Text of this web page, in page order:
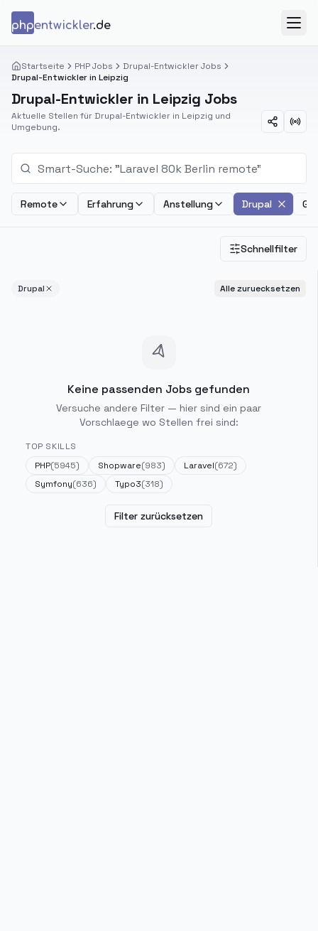
phpentwickler.de
Startseite PHP Jobs
Drupal-Entwickler Jobs
Drupal-Entwickler in Leipzig
Drupal-Entwickler in Leipzig Jobs
Aktuelle Stellen für Drupal-Entwickler in Leipzig und
Umgebung.
Remote Erfahrung Anstellung Drupal
Schnellfilter
Drupal Alle zuruecksetzen
Keine passenden Jobs gefunden
Versuche andere Filter — hier sind ein paar
Vorschlaege wo Stellen frei sind:
TOP SKILLS
PHP(5945) Shopware(983) Laravel(672)
Symfony(636) Typo3(318)
Filter zurücksetzen